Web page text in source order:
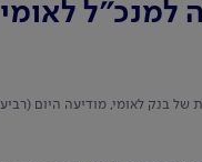
למנכ"ל
של בנק לאומי, מודיעה היום